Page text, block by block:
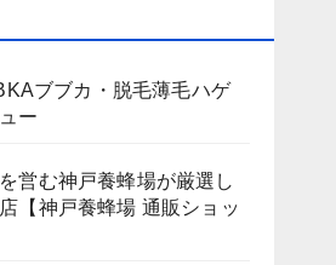
ブブカ・脱毛薄毛ハゲ
ー
営む神戸養蜂場が厳選し
【神戸養蜂場 通販ショッ